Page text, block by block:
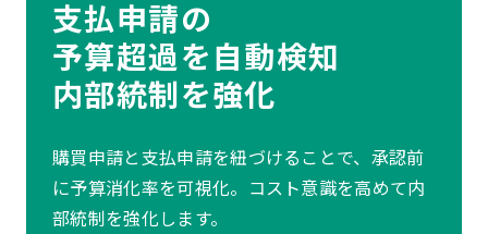
支払申請の
予算超過を自動検知
内部統制を強化
購買申請と支払申請を紐づけることで、承認前
に予算消化率を可視化。コスト意識を高めて内
部統制を強化します。